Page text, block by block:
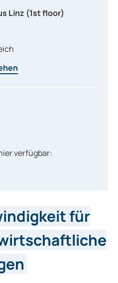
Linz (1st floor)
verfügbar:
für